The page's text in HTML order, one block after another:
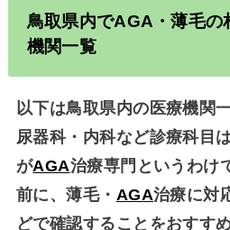
鳥取県内でAGA ・薄毛
機関一覧
以下は鳥取県内の医療機関
尿器科・内科など診療科目
がAGA治療専門というわけ
前に、薄毛・ AGA治療に対
どで確認することをおすす